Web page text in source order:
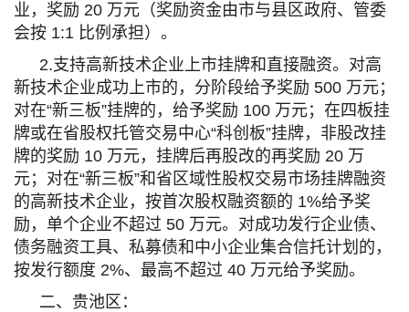
业，奖励 20 万元（奖励资金由市与县区政府、管委
会按 1:1 比例承担）。
2.支持高新技术企业上市挂牌和直接融资。对高
新技术企业成功上市的，分阶段给予奖励 500 万元；
对在“新三板”挂牌的，给予奖励 100 万元；在四板挂
牌或在省股权托管交易中心“科创板”挂牌，非股改挂
牌的奖励 10 万元，挂牌后再股改的再奖励 20 万
元；对在“新三板”和省区域性股权交易市场挂牌融资
的高新技术企业，按首次股权融资额的 1%给予奖
励，单个企业不超过 50 万元。对成功发行企业债、
债务融资工具、私募债和中小企业集合信托计划的，
按发行额度 2%、最高不超过 40 万元给予奖励。
二、贵池区：